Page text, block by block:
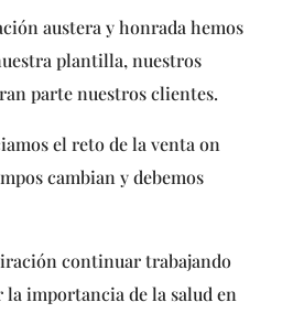
austera y honrada hemos
plantilla, nuestros
parte nuestros clientes.
el reto de la venta on
cambian y debemos
continuar trabajando
importancia de la salud en